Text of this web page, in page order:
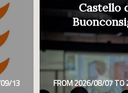
13
Castello
FROM 2026/08/07